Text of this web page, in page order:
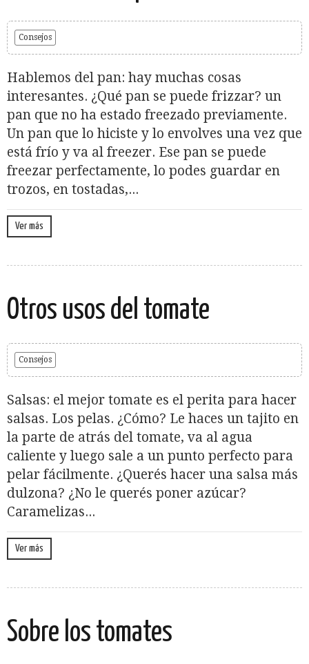
Consejos
Hablemos del pan: hay muchas cosas
interesantes. ¿Qué pan se puede frizzar? un
pan que no ha estado freezado previamente.
Un pan que lo hiciste y lo envolves una vez que
está frío y va al freezer. Ese pan se puede
freezar perfectamente, lo podes guardar en
trozos, en tostadas,...
Ver más
Otros usos del tomate
Consejos
Salsas: el mejor tomate es el perita para hacer
salsas. Los pelas. ¿Cómo? Le haces un tajito en
la parte de atrás del tomate, va al agua
caliente y luego sale a un punto perfecto para
pelar fácilmente. ¿Querés hacer una salsa más
dulzona? ¿No le querés poner azúcar?
Caramelizas...
Ver más
Sobre los tomates